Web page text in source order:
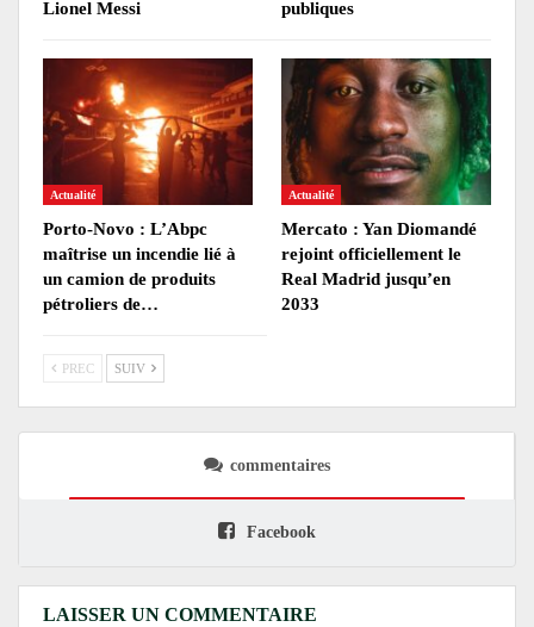
Lionel Messi
publiques
Actualité
Porto-Novo : L’Abpc
maîtrise un incendie lié à
un camion de produits
pétroliers de…
Actualité
Mercato : Yan Diomandé
rejoint officiellement le
Real Madrid jusqu’en
2033
PREC SUIV
commentaires
Facebook
LAISSER UN COMMENTAIRE